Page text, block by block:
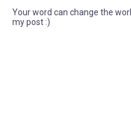
Your word can change the
my post :)